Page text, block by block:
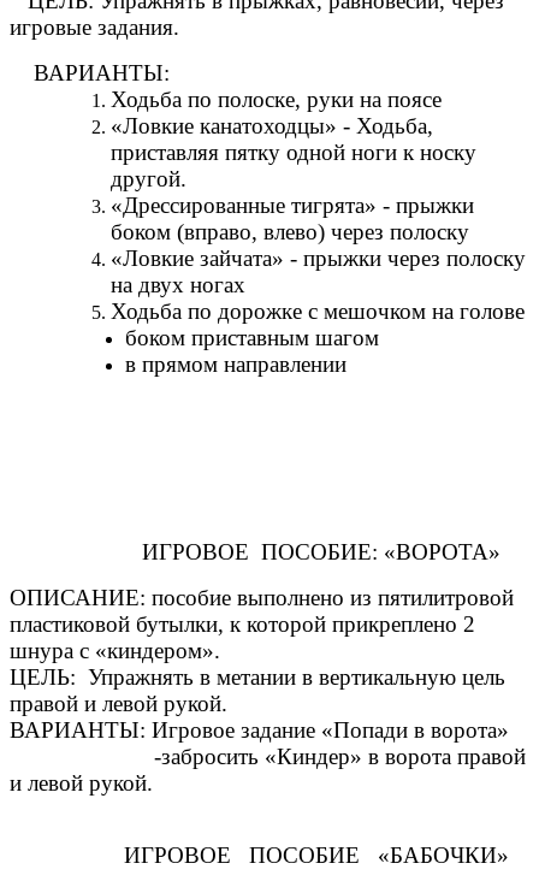
игровые задания.
ВАРИАНТЫ:
Ходьба по полоске, руки на поясе
«Ловкие канатоходцы» - Ходьба,
приставляя пятку одной ноги к носку
другой.
«Дрессированные тигрята» - прыжки
боком (вправо, влево) через полоску
«Ловкие зайчата» - прыжки через полоску
на двух ногах
Ходьба по дорожке с мешочком на голове
боком приставным шагом
в прямом направлении
ИГРОВОЕ ПОСОБИЕ: «ВОРОТА»
ОПИСАНИЕ: пособие выполнено из пятилитровой
пластиковой бутылки, к которой прикреплено 2
шнура с «киндером».
ЦЕЛЬ: Упражнять в метании в вертикальную цель
правой и левой рукой.
ВАРИАНТЫ: Игровое задание «Попади в ворота»
-забросить «Киндер» в ворота правой
и левой рукой.
ИГРОВОЕ ПОСОБИЕ «БАБОЧКИ»